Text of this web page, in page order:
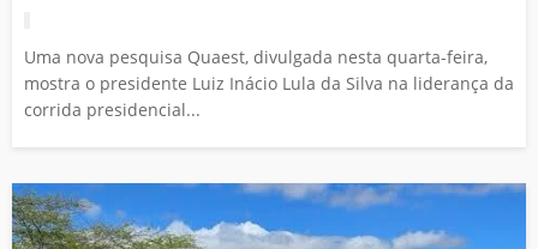
Uma nova pesquisa Quaest, divulgada nesta quarta-feira,
mostra o presidente Luiz Inácio Lula da Silva na liderança da
corrida presidencial...